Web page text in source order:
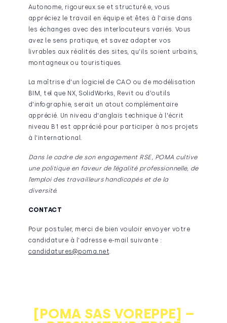
Autonome, rigoureux.se et structuré.e, vous
appréciez le travail en équipe et êtes à l'aise dans
les échanges avec des interlocuteurs variés. Vous
avez le sens pratique, et savez adapter vos
livrables aux réalités des sites, qu'ils soient urbains,
montagneux ou touristiques.
La maîtrise d'un logiciel de CAO ou de modélisation
BIM, tel que NX, SolidWorks, Revit ou d'outils
d'infographie, serait un atout complémentaire
apprécié. Un niveau d'anglais technique à l'écrit
niveau B1 est apprécié pour participer à nos projets
à l'international.
Dans le cadre de son engagement RSE, POMA cultive
une politique en faveur de l’égalité professionnelle, de
l’emploi des travailleurs handicapés et de la
diversité.
CONTACT
Pour postuler, merci de bien vouloir envoyer votre
candidature à l'adresse e-mail suivante :
candidatures@poma.net.
[POMA SAS VOREPPE] –